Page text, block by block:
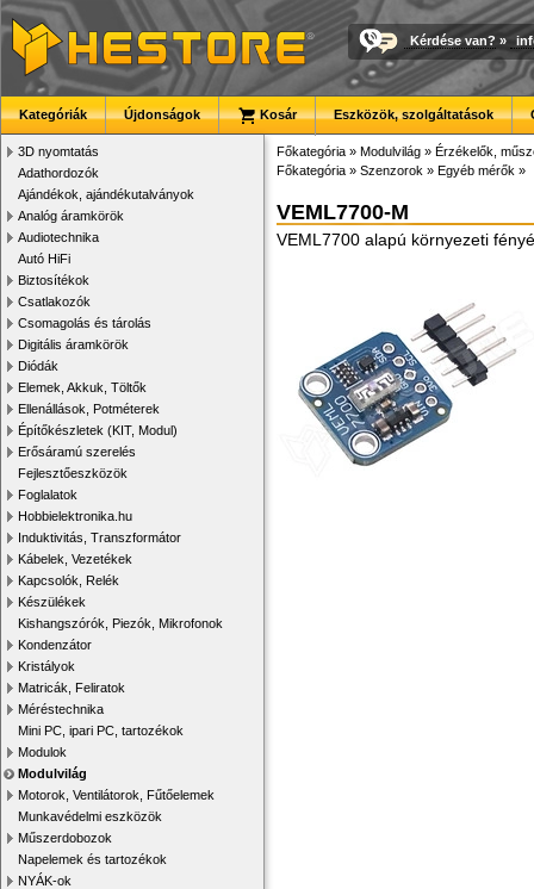
Kérdése van? »
Kategóriák Újdonságok Kosár Eszközök, szolgáltatások
3D nyomtatás
Adathordozók
Ajándékok, ajándékutalványok
Analóg áramkörök
Audiotechnika
Autó HiFi
Biztosítékok
Csatlakozók
Csomagolás és tárolás
Digitális áramkörök
Diódák
Elemek, Akkuk, Töltők
Ellenállások, Potméterek
Építőkészletek (KIT, Modul)
Erősáramú szerelés
Fejlesztőeszközök
Foglalatok
Hobbielektronika.hu
Induktivitás, Transzformátor
Kábelek, Vezetékek
Kapcsolók, Relék
Készülékek
Kishangszórók, Piezók, Mikrofonok
Kondenzátor
Kristályok
Matricák, Feliratok
Méréstechnika
Mini PC, ipari PC, tartozékok
Modulok
Modulvilág
Motorok, Ventilátorok, Fűtőelemek
Munkavédelmi eszközök
Műszerdobozok
Napelemek és tartozékok
NYÁK-ok
Főkategória » Modulvilág » Érzékelők,
Főkategória » Szenzorok » Egyéb mérők »
VEML7700-M
VEML7700 alapú környezeti